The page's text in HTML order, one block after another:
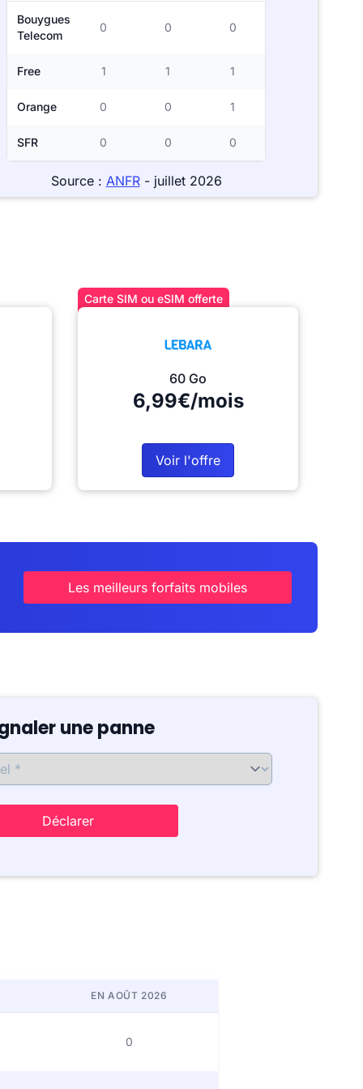
Bouygues
Telecom
0 0 0
Free 1 1 1
Orange 0 0 1
SFR 0 0 0
Source : ANFR- juillet 2026
Carte SIM ou eSIM offerte
60 Go
6,99€/mois
Voir l'offre
Les meilleurs forfaits mobiles
une panne
Déclarer
EN AOÛT 2026
0